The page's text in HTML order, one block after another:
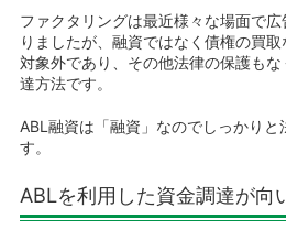
ファクタリングは最近様々な場面で
りましたが、融資ではなく債権の買
対象外であり、その他法律の保護も
達方法です。
ABL融資は「融資」なのでしっかりと
す。
ABLを利用した資金調達が向